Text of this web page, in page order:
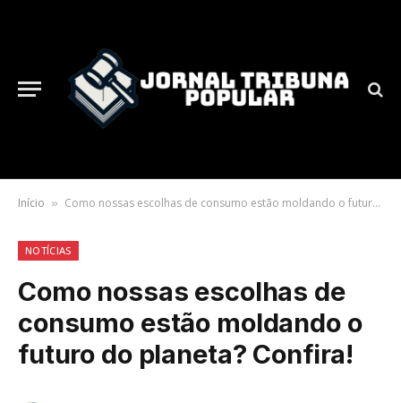
Início » Como nossas escolhas de consumo estão moldando o futuro do planeta? Confira!
NOTÍCIAS
Como nossas escolhas de
consumo estão moldando o
futuro do planeta? Confira!